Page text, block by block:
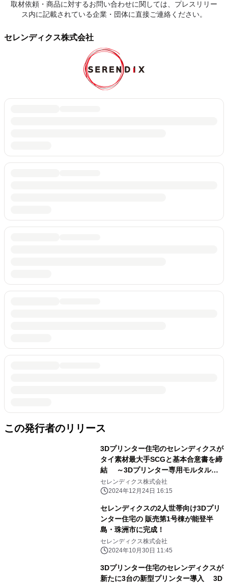
取材依頼・商品に対するお問い合わせに関しては、プレスリリー
ス内に記載されている企業・団体に直接ご連絡ください。
セレンディクス株式会社
この発行者のリリース
3Dプリンター住宅のセレンディクスが
タイ素材最大手SCGと基本合意書を締
結 ～3Dプリンター専用モルタルの
供給で協力～
セレンディクス株式会社
2024年12月24日 16:15
セレンディクスの2人世帯向け3Dプリ
ンター住宅の 販売第1号棟が能登半
島・珠洲市に完成！
セレンディクス株式会社
2024年10月30日 11:45
3Dプリンター住宅のセレンディクスが
新たに3台の新型プリンター導入 3D